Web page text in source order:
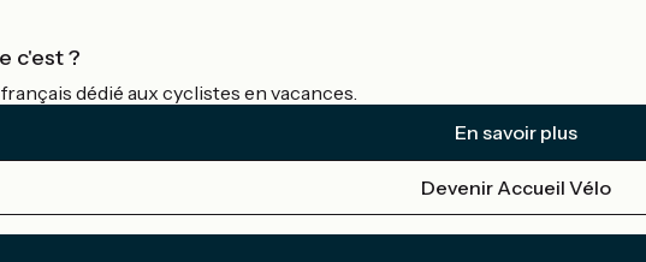
c'est ?
dédié aux cyclistes en vacances.
En savoir plus
Devenir Accueil Vélo